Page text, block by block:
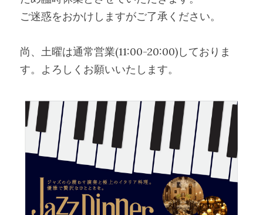
ご迷惑をおかけしますがご了承ください。
尚、土曜は通常営業(11:00-20:00)しておりま
す。よろしくお願いいたします。